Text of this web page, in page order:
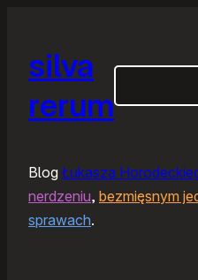
silva
rerum
Blog Łukasza
nerdzeniu, bezmięsnym
sprawach.